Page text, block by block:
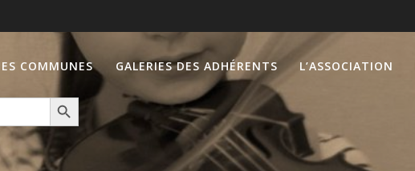
COMMUNES GALERIES DES ADHÉRENTS L’ASSOCIATION
Search Button